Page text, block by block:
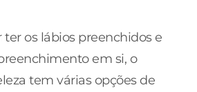
os lábios preenchidos e
em si, o
tem várias opções de